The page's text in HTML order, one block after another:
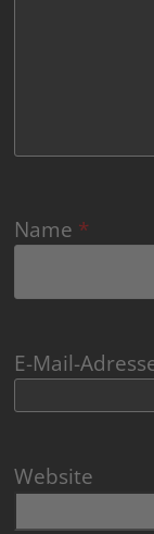
Name *
E-Mail-
Website